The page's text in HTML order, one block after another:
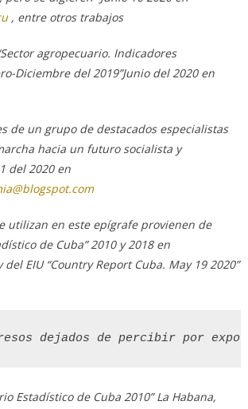
, entre otros trabajos
agropecuario. Indicadores
Diciembre del 2019”Junio del 2020 en
de un grupo de destacados especialistas
hacia un futuro socialista y
del 2020 en
utilizan en este epígrafe provienen de
de Cuba” 2010 y 2018 en
del EIU “Country Report Cuba. May 19 2020”
dejados de percibir por
Estadístico de Cuba 2010” La Habana,